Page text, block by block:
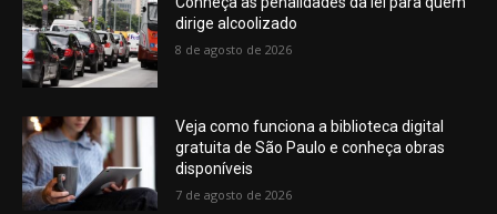
dirige alcoolizado
8 de agosto de 2026
Veja como funciona a biblioteca digital
gratuita de São Paulo e conheça obras
disponíveis
7 de agosto de 2026